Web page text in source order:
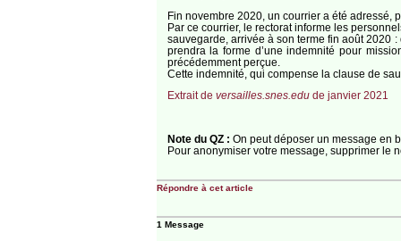
Fin novembre 2020, un courrier a été adressé,
Par ce courrier, le rectorat informe les
sauvegarde, arrivée à son terme fin août 2020
prendra la forme d’une indemnité pour
précédemment perçue.
Cette indemnité, qui compense la clause de
Extrait de versailles.snes.edude janvier 2021
Note du QZ : On peut déposer un message en
Pour anonymiser votre message, supprimer le
Répondre à cet article
1 Message